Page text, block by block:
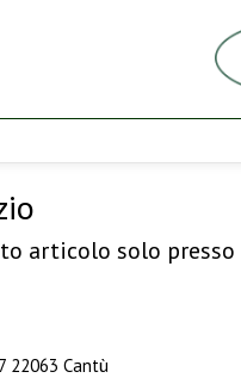
articolo solo
22063 Cantù